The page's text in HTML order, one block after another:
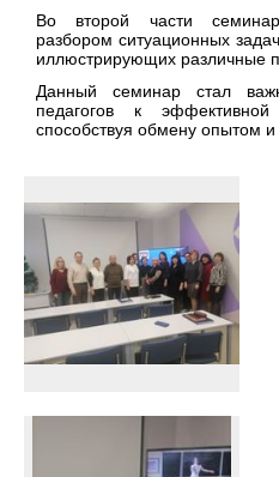
Во второй части
разбором ситуационных
иллюстрирующих различные
Данный семинар стал
педагогов к
способствуя обмену опытом